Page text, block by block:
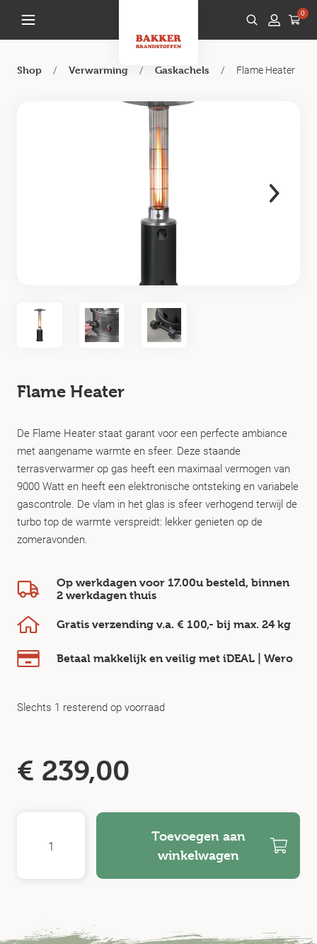
0
Shop / Verwarming / Gaskachels / Flame Heater
Flame Heater
De Flame Heater staat garant voor een perfecte ambiance
met aangename warmte en sfeer. Deze staande
terrasverwarmer op gas heeft een maximaal vermogen van
9000 Watt en heeft een elektronische ontsteking en variabele
gascontrole. De vlam in het glas is sfeer verhogend terwijl de
turbo top de warmte verspreidt: lekker genieten op de
zomeravonden.
Op werkdagen voor 17.00u besteld, binnen
2 werkdagen thuis
Gratis verzending v.a. € 100,- bij max. 24 kg
Betaal makkelijk en veilig met iDEAL | Wero
Slechts 1 resterend op voorraad
€ 239,00
Toevoegen aan
winkelwagen